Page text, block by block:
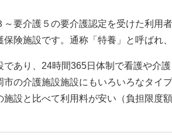
要介護５の要介護認定を受けた利用
険施設です。通称「特養」と呼ばれ
あり、24時間365日体制で看護や介
の介護施設施設にもいろいろなタイ
設と比べて利用料が安い（負担限度